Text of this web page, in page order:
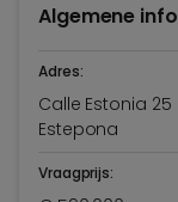
Algemene info
Adres:
Calle Estonia 25
Estepona
Vraagprijs: